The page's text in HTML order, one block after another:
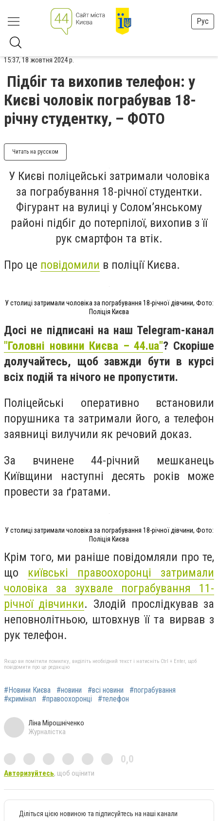
Рус
15:37, 18 жовтня 2024 р.
Підбіг та вихопив телефон: у
Києві чоловік пограбував 18-
річну студентку, – ФОТО
Читать на русском
У Києві поліцейські затримали чоловіка
за пограбування 18-річної студентки.
Фігурант на вулиці у Соломʼянському
районі підбіг до потерпілої, вихопив з її
рук смартфон та втік.
Про це повідомили в поліції Києва.
У столиці затримали чоловіка за пограбування 18-річної дівчини, Фото:
Поліція Києва
Досі не підписані на наш Telegram-канал
"Головні новини Києва – 44.ua"? Скоріше
долучайтесь, щоб завжди бути в курсі
всіх подій та нічого не пропустити.
Поліцейські оперативно встановили
порушника та затримали його, а телефон
заявниці вилучили як речовий доказ.
За вчинене 44-річний мешканець
Київщини наступні десять років може
провести за ґратами.
У столиці затримали чоловіка за пограбування 18-річної дівчини, Фото:
Поліція Києва
Крім того, ми раніше повідомляли про те,
що київські правоохоронці затримали
чоловіка за зухвале пограбування 11-
річної дівчинки. Злодій прослідкував за
неповнолітньою, штовхнув її та вирвав з
рук телефон.
Якщо ви помітили помилку, виділіть необхідний текст і натисніть Ctrl + Enter, щоб
повідомити про це редакцію
#Новини Києва #новини #всі новини
#пограбування
#кримінал
#правоохоронці #телефон
Ліна Мірошніченко
Журналістка
0,0
Авторизуйтесь, щоб оцінити
Діліться цією новиною та підписуйтесь на наші канали